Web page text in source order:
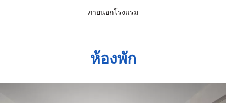
ภายนอกโรงแรม
ห้องพัก